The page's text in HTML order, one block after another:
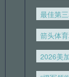
05月
录像回
05月
录像回